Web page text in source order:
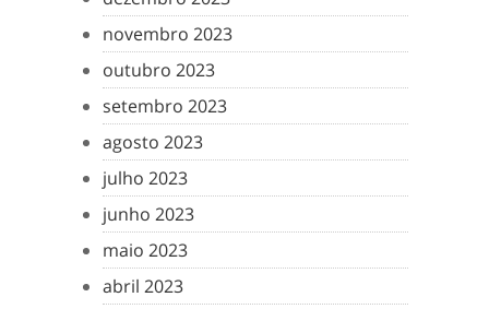
novembro 2023
outubro 2023
setembro 2023
agosto 2023
julho 2023
junho 2023
maio 2023
abril 2023